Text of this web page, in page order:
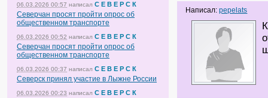
06.03.2026 00:57 написал С Е В Е Р С К
Северчан просят пройти опрос об
общественном транспорте
06.03.2026 00:52 написал С Е В Е Р С К
Северчан просят пройти опрос об
общественном транспорте
06.03.2026 00:37 написал С Е В Е Р С К
Северск принял участие в Лыжне России
06.03.2026 00:23 написал С Е В Е Р С К
Написал:pepelats